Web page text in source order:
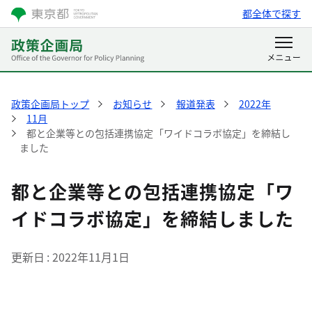
都全体で探す
政策企画局トップ お知らせ 報道発表
2022年
11月
都と企業等との包括連携協定「ワイドコラボ協定」を締結し
ました
都と企業等との包括連携協定「ワ
イドコラボ協定」を締結しました
更新日 2022年11月1日